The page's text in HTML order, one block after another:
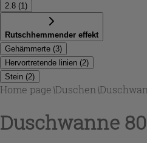
2.8 (1)
Rutschhemmender effekt
Gehämmerte (3)
Hervortretende linien (2)
Stein (2)
Home page\Duschen \
Duschwanne